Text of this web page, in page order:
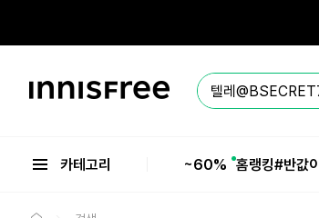
으
이
카테고리 ~60% 홈랭킹#반값